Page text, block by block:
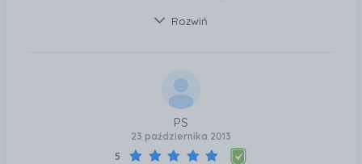
Rozwiń
PS
23 października 2013
5